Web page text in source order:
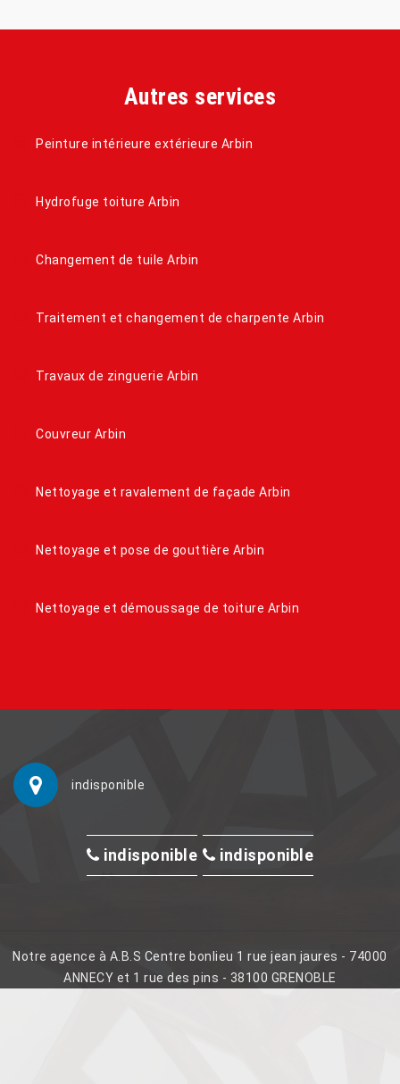
Autres services
Peinture intérieure extérieure Arbin
Hydrofuge toiture Arbin
Changement de tuile Arbin
Traitement et changement de charpente Arbin
Travaux de zinguerie Arbin
Couvreur Arbin
Nettoyage et ravalement de façade Arbin
Nettoyage et pose de gouttière Arbin
Nettoyage et démoussage de toiture Arbin
indisponible
indisponible indisponible
Notre agence à A.B.S Centre bonlieu 1 rue jean jaures - 74000
ANNECY et 1 rue des pins - 38100 GRENOBLE